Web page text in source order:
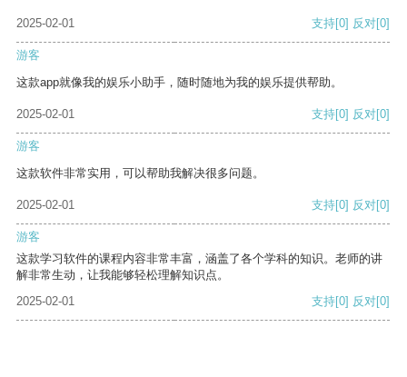
2025-02-01 支持[0] 反对[0]
游客
这款app就像我的娱乐小助手，随时随地为我的娱乐提供帮助。
2025-02-01 支持[0] 反对[0]
游客
这款软件非常实用，可以帮助我解决很多问题。
2025-02-01 支持[0] 反对[0]
游客
这款学习软件的课程内容非常丰富，涵盖了各个学科的知识。老师的讲
解非常生动，让我能够轻松理解知识点。
2025-02-01
支持[0] 反对[0]